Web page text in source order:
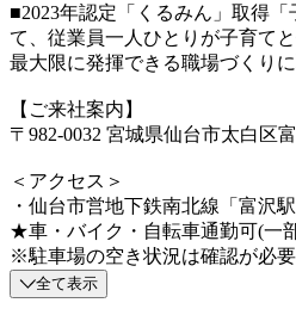
■2023年認定「くるみん」取得
て、従業員一人ひとりが子育て
最大限に発揮できる職場づくり
【ご来社案内】
〒982-0032 宮城県仙台市太白区
＜アクセス＞
・仙台市営地下鉄南北線「富沢
★車・バイク・自転車通勤可(一
※駐車場の空き状況は確認が必要
全て表示